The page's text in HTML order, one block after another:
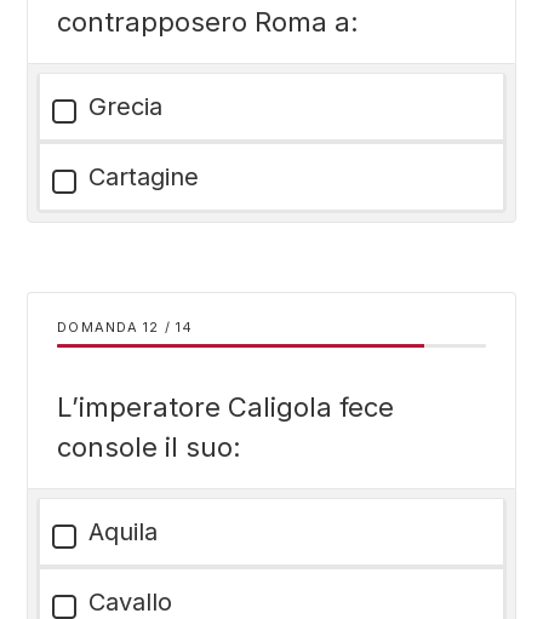
contrapposero Roma a:
Grecia
Cartagine
DOMANDA / 14
L’imperatore Caligola fece
console il suo:
Aquila
Cavallo